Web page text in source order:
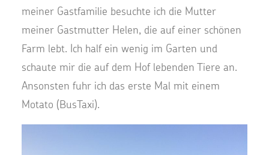
meiner Gastfamilie besuchte ich die Mutter
meiner Gastmutter Helen, die auf einer schönen
Farm lebt. Ich half ein wenig im Garten und
schaute mir die auf dem Hof lebenden Tiere an.
Ansonsten fuhr ich das erste Mal mit einem
Motato (BusTaxi).